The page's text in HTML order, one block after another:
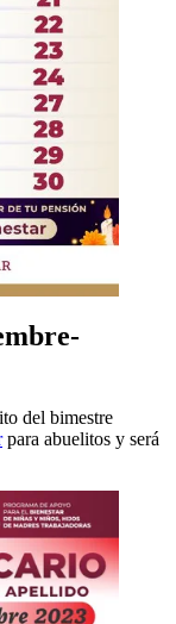
del bimestre
para abuelitos y será